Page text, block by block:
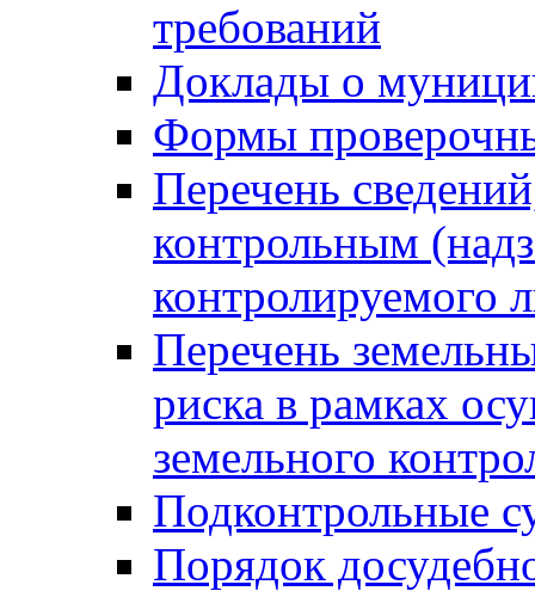
требований
Доклады о
Формы
Перечень
контрольным
контролируемого
Перечень
риска в рамках
земельного
Подконтрольные
Порядок